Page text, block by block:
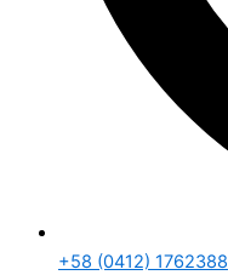
+58 (0412) 1762388